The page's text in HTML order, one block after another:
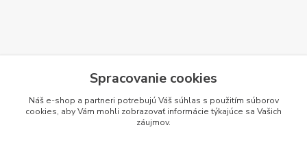
Spracovanie cookies
Náš e-shop a partneri potrebujú Váš súhlas s použitím súborov
cookies, aby Vám mohli zobrazovať informácie týkajúce sa Vašich
záujmov.